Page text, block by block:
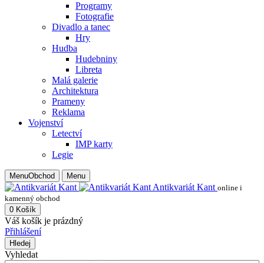
Programy
Fotografie
Divadlo a tanec
Hry
Hudba
Hudebniny
Libreta
Malá galerie
Architektura
Prameny
Reklama
Vojenství
Letectví
IMP karty
Legie
MenuObchod Menu
Antikvariát Kant online i
kamenný obchod
0 Košík
Váš košík je prázdný
Přihlášení
Hledej
Vyhledat